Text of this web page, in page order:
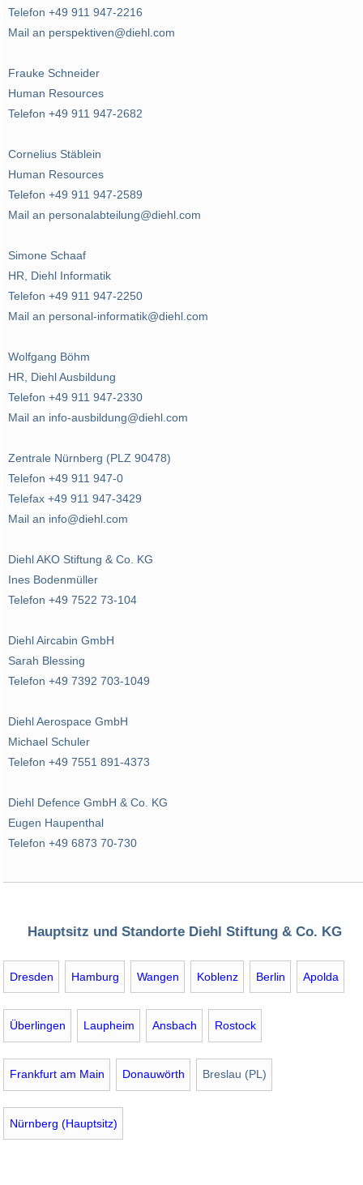
Telefon +49 911 947-2216
Mail an perspektiven@diehl.com
Frauke Schneider
Human Resources
Telefon +49 911 947-2682
Cornelius Stäblein
Human Resources
Telefon +49 911 947-2589
Mail an personalabteilung@diehl.com
Simone Schaaf
HR, Diehl Informatik
Telefon +49 911 947-2250
Mail an personal-informatik@diehl.com
Wolfgang Böhm
HR, Diehl Ausbildung
Telefon +49 911 947-2330
Mail an info-ausbildung@diehl.com
Zentrale Nürnberg (PLZ 90478)
Telefon +49 911 947-0
Telefax +49 911 947-3429
Mail an info@diehl.com
Diehl AKO Stiftung & Co. KG
Ines Bodenmüller
Telefon +49 7522 73-104
Diehl Aircabin GmbH
Sarah Blessing
Telefon +49 7392 703-1049
Diehl Aerospace GmbH
Michael Schuler
Telefon +49 7551 891-4373
Diehl Defence GmbH & Co. KG
Eugen Haupenthal
Telefon +49 6873 70-730
Hauptsitz und Standorte Diehl Stiftung & Co. KG
Dresden Hamburg Wangen Koblenz Berlin Apolda
Überlingen Laupheim Ansbach Rostock
Frankfurt am Main Donauwörth Breslau (PL)
Nürnberg (Hauptsitz)